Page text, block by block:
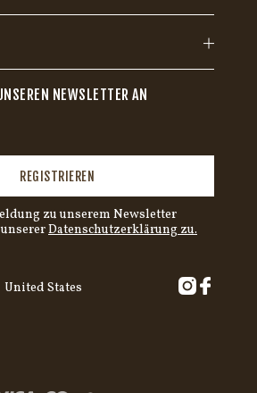
NEWSLETTER AN
REGISTRIEREN
zu unserem Newsletter
Datenschutzerklärung zu.
United States